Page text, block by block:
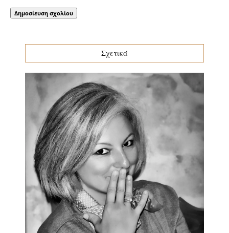
Σχετικά